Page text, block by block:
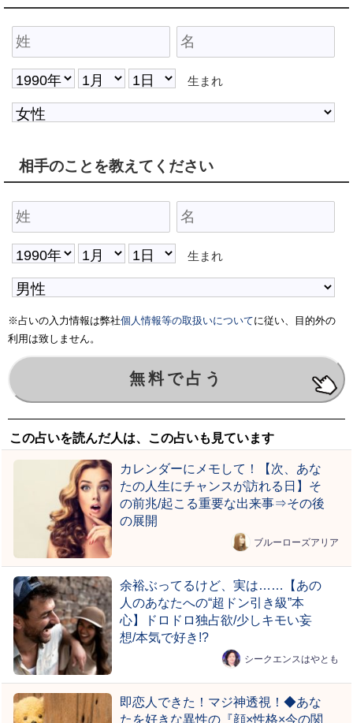
生まれ
相手のことを教えてください
生まれ
※占いの入力情報は弊社個人情報等の取扱いについてに従い、目的外の
利用は致しません。
この占いを読んだ人は、この占いも見ています
カレンダーにメモして！【次、あな
たの人生にチャンスが訪れる日】そ
の前兆/起こる重要な出来事⇒その後
の展開
ブルーローズアリア
余裕ぶってるけど、実は……【あの
人のあなたへの“超ドン引き級”本
心】ドロドロ独占欲/少しキモい妄
想/本気で好き!?
シークエンスはやとも
即恋人できた！マジ神透視！◆あな
たを好きな異性の『顔×性格×今の関